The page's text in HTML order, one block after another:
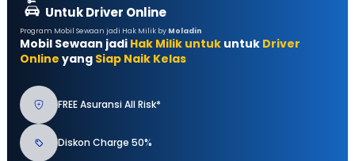
Untuk Driver Online
Program Mobil Sewaan jadi Hak Milik by Moladin
Mobil Sewaan jadi Hak Milik untuk untuk Driver
Online yang Siap Naik Kelas
FREE Asuransi All Risk*
Diskon Charge 50%